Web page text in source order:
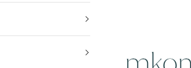
mkono